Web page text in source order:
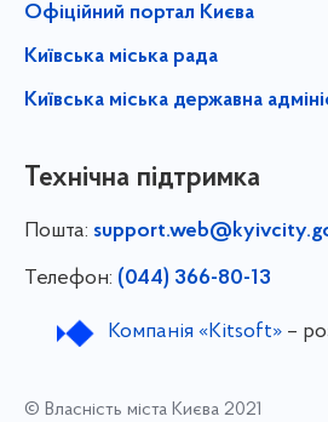
Офіційний портал Києва
Київська міська рада
Київська міська державна
Технічна підтримка
Пошта:
Телефон: (044) 366-80-13
Компанія «Kitsoft»–
© Власність міста Києва 2021